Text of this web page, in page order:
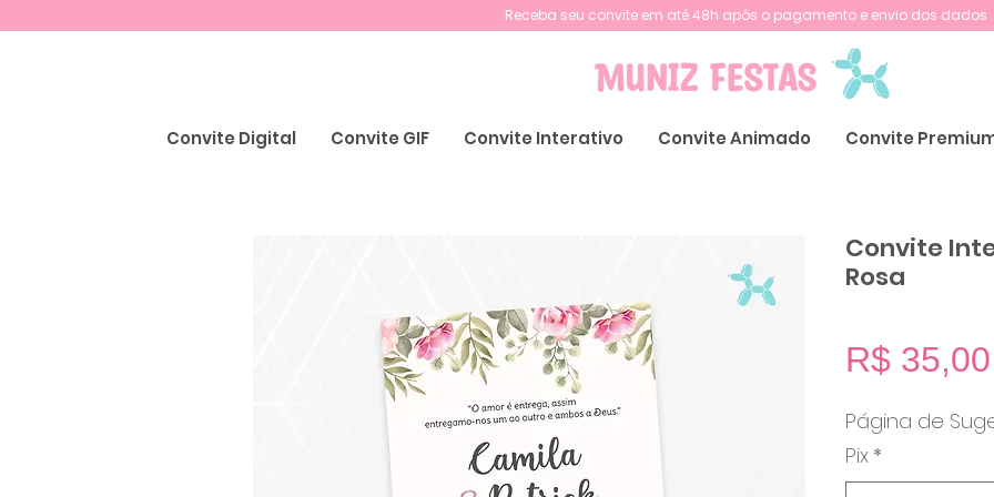
Receba seu convite em até 48h após o pagamento e envio dos dados
Convite Digital Convite GIF Convite Interativo Convite Animado Convite
Convite
Rosa
R$ 35,00
Página de
Pix *